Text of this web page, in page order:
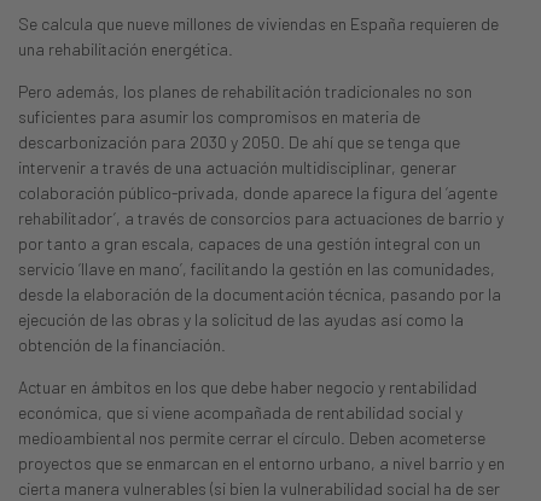
Se calcula que nueve millones de viviendas en España requieren de
una rehabilitación energética.
Pero además, los planes de rehabilitación tradicionales no son
suficientes para asumir los compromisos en materia de
descarbonización para 2030 y 2050. De ahí que se tenga que
intervenir a través de una actuación multidisciplinar, generar
colaboración público-privada, donde aparece la figura del ‘agente
rehabilitador’, a través de consorcios para actuaciones de barrio y
por tanto a gran escala, capaces de una gestión integral con un
servicio ‘llave en mano’, facilitando la gestión en las comunidades,
desde la elaboración de la documentación técnica, pasando por la
ejecución de las obras y la solicitud de las ayudas así como la
obtención de la financiación.
Actuar en ámbitos en los que debe haber negocio y rentabilidad
económica, que si viene acompañada de rentabilidad social y
medioambiental nos permite cerrar el círculo. Deben acometerse
proyectos que se enmarcan en el entorno urbano, a nivel barrio y en
cierta manera vulnerables (si bien la vulnerabilidad social ha de ser